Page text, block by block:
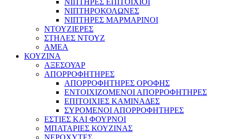
ΝΙΠΤΗΡΕΣ ΕΠΙΤΟΙΧΙΟΙ
ΝΙΠΤΗΡΟΚΟΛΩΝΕΣ
ΝΙΠΤΗΡΕΣ ΜΑΡΜΑΡΙΝΟΙ
ΝΤΟΥΖΙΕΡΕΣ
ΣΤΗΛΕΣ ΝΤΟΥΖ
ΑΜΕΑ
ΚΟΥΖΙΝΑ
ΑΞΕΣΟΥΑΡ
ΑΠΟΡΡΟΦΗΤΗΡΕΣ
ΑΠΟΡΡΟΦΗΤΗΡΕΣ ΟΡΟΦΗΣ
ΕΝΤΟΙΧΙΖΟΜΕΝΟΙ ΑΠΟΡΡΟΦΗΤΗΡΕΣ
ΕΠΙΤΟΙΧΙΕΣ ΚΑΜΙΝΑΔΕΣ
ΣΥΡΟΜΕΝΟΙ ΑΠΟΡΡΟΦΗΤΗΡΕΣ
ΕΣΤΙΕΣ ΚΑΙ ΦΟΥΡΝΟΙ
ΜΠΑΤΑΡΙΕΣ ΚΟΥΖΙΝΑΣ
ΝΕΡΟΧΥΤΕΣ